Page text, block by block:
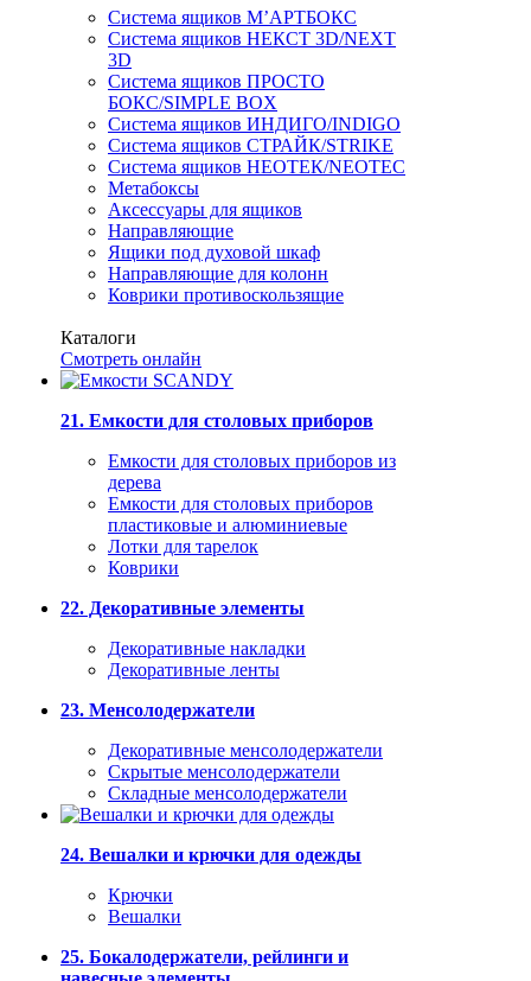
Система ящиков М’АРТБОКС
Система ящиков НЕКСТ 3D/NEXT
3D
Система ящиков ПРОСТО
БОКС/SIMPLE BOX
Система ящиков ИНДИГО/INDIGO
Система ящиков СТРАЙК/STRIKE
Система ящиков НЕОТЕК/NEOTEC
Метабоксы
Аксессуары для ящиков
Направляющие
Ящики под духовой шкаф
Направляющие для колонн
Коврики противоскользящие
Каталоги
Смотреть онлайн
21. Емкости для столовых приборов
Емкости для столовых приборов из
дерева
Емкости для столовых приборов
пластиковые и алюминиевые
Лотки для тарелок
Коврики
22. Декоративные элементы
Декоративные накладки
Декоративные ленты
23. Менсолодержатели
Декоративные менсолодержатели
Скрытые менсолодержатели
Складные менсолодержатели
24. Вешалки и крючки для одежды
Крючки
Вешалки
25. Бокалодержатели, рейлинги и